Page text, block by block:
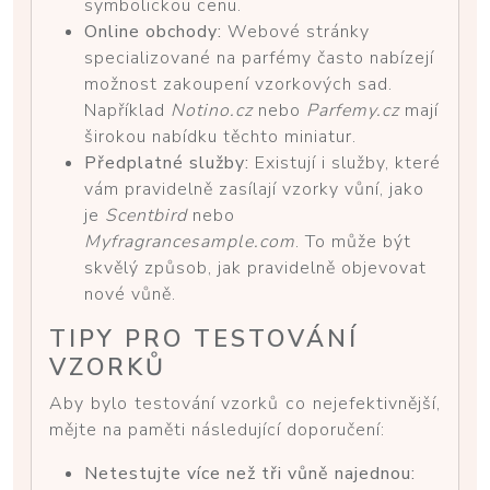
symbolickou cenu.
Online obchody: Webové stránky
specializované na parfémy často nabízejí
možnost zakoupení vzorkových sad.
Například Notino.cznebo Parfemy.czmají
širokou nabídku těchto miniatur.
Předplatné služby: Existují i služby, které
vám pravidelně zasílají vzorky vůní, jako
je Scentbirdnebo
Myfragrancesample.com. To může být
skvělý způsob, jak pravidelně objevovat
nové vůně.
TIPY PRO TESTOVÁNÍ
VZORKŮ
Aby bylo testování vzorků co nejefektivnější,
mějte na paměti následující doporučení:
Netestujte více než tři vůně najednou: